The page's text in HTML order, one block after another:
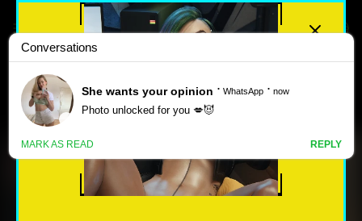
最高評価
人気のある
新しい
ポ
CHASING SUNSETS – NEW